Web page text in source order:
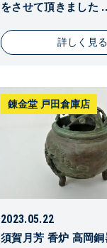
をさせて頂きました
詳しく見る
錬金堂 戸田倉庫店
2023.05.22
須賀月芳 香炉 高岡